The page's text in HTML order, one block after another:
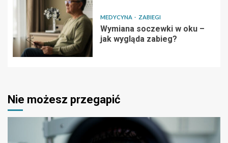
MEDYCYNA ZABIEGI
Wymiana soczewki w oku –
jak wygląda zabieg?
Nie możesz przegapić